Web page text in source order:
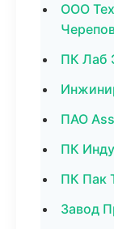
ООО
ПК Лаб
ПАО
ПК
ПК Пак
Завод